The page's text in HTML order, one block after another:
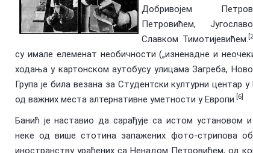
Добривојем
Петровићем,
Славком Тимотијевићем.
су имале елеменат необичности („изненадне и
ходања у картонском аутобусу улицама Загреба,
Група је била везана за Студентски културни центар
од важних места алтернативне уметности у Европи. [6]
Банић је наставио да сарађује са истом установом
неке од више стотина запажених фото-стрипова
иностранству урађених са Ненадом Петровићем, од